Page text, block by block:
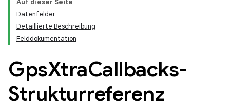
Auf dieser Seite
Datenfelder
Detaillierte Beschreibung
Felddokumentation
GpsXtraCallbacks-
Strukturreferenz